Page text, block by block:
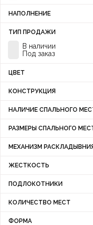
НАПОЛНЕНИЕ
ТИП ПРОДАЖИ
В наличии
Под заказ
ЦВЕТ
КОНСТРУКЦИЯ
НАЛИЧИЕ СПАЛЬНОГО
РАЗМЕРЫ СПАЛЬНОГО
МЕХАНИЗМ
ЖЕСТКОСТЬ
ПОДЛОКОТНИКИ
КОЛИЧЕСТВО МЕСТ
ФОРМА